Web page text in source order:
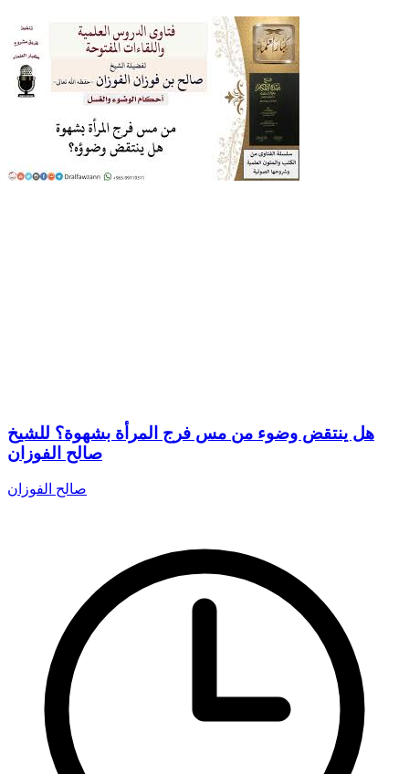
هل ينتقض وضوء من مس فرج المرأة بشهوة؟ للشيخ
صالح الفوزان
صالح الفوزان